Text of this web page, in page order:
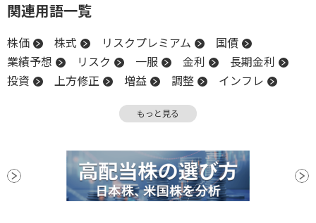
関連用語一覧
株価 株式 リスクプレミアム
国債
業績予想
リスク 一服 金利
長期金利
投資
上方修正 増益 調整
インフレ
設備投資 日銀
もっと見る